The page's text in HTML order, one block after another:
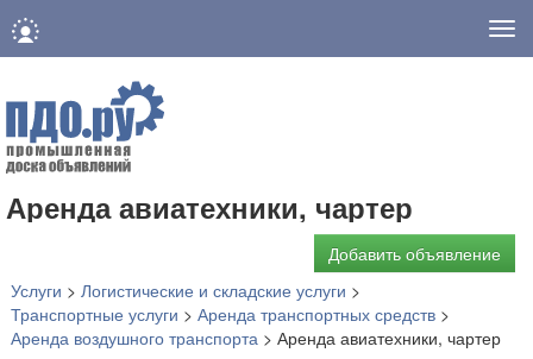
Аренда авиатехники, чартер
Добавить объявление
Услуги > Логистические и складские услуги >
Транспортные услуги > Аренда транспортных средств >
Аренда воздушного транспорта > Аренда авиатехники, чартер